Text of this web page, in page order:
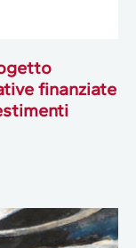
finanziate